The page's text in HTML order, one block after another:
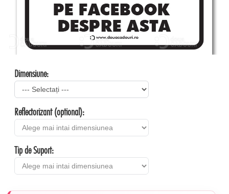
Dimensiune:
Reflectorizant (optional):
Tip de Suport: